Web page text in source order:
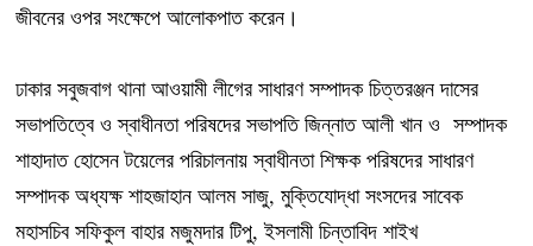
জীবনের ওপর সংক্ষেপে আলোকপাত করেন।
ঢাকার সবুজবাগ থানা আওয়ামী লীগের সাধারণ সম্পাদক চিত্তরঞ্জন দাসের
সভাপতিত্বে ও স্বাধীনতা পরিষদের সভাপতি জিন্নাত আলী খান ও সম্পাদক
শাহাদাত হোসেন টয়েলের পরিচালনায় স্বাধীনতা শিক্ষক পরিষদের সাধারণ
সম্পাদক অধ্যক্ষ শাহজাহান আলম সাজু, মুক্তিযোদ্ধা সংসদের সাবেক
মহাসচিব সফিকুল বাহার মজুমদার টিপু, ইসলামী চিন্তাবিদ শাইখ